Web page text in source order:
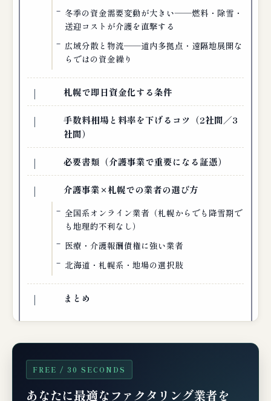
冬季の資金需要変動が大きい――燃料・除雪・
送迎コストが介護を直撃する
広域分散と物流――道内多拠点・遠隔地展開な
らではの資金繰り
札幌で即日資金化する条件
手数料相場と料率を下げるコツ（2社間／3
社間）
必要書類（介護事業で重要になる証憑）
介護事業×札幌での業者の選び方
全国系オンライン業者（札幌からでも降雪期で
も地理的不利なし）
医療・介護報酬債権に強い業者
北海道・札幌系・地場の選択肢
まとめ
FREE / 30 SECONDS
あなたに最適なファクタリング業者を